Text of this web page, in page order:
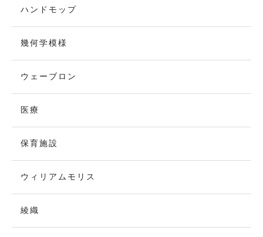
ハンドモップ
幾何学模様
ウェーブロン
医療
保育施設
ウィリアムモリス
綾織